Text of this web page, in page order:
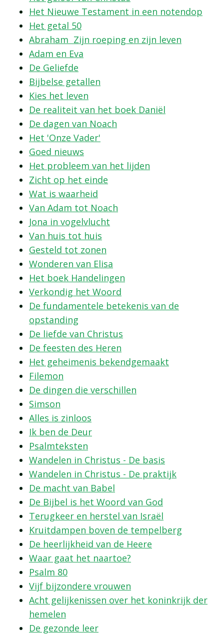
Het Nieuwe Testament in een notendop
Het getal 50
Abraham Zijn roeping en zijn leven
Adam en Eva
De Geliefde
Bijbelse getallen
Kies het leven
De realiteit van het boek Daniël
De dagen van Noach
Het 'Onze Vader'
Goed nieuws
Het probleem van het lijden
Zicht op het einde
Wat is waarheid
Van Adam tot Noach
Jona in vogelvlucht
Van huis tot huis
Gesteld tot zonen
Wonderen van Elisa
Het boek Handelingen
Verkondig het Woord
De fundamentele betekenis van de
opstanding
De liefde van Christus
De feesten des Heren
Het geheimenis bekendgemaakt
Filemon
De dingen die verschillen
Simson
Alles is zinloos
Ik ben de Deur
Psalmteksten
Wandelen in Christus - De basis
Wandelen in Christus - De praktijk
De macht van Babel
De Bijbel is het Woord van God
Terugkeer en herstel van Israël
Kruitdampen boven de tempelberg
De heerlijkheid van de Heere
Waar gaat het naartoe?
Psalm 80
Vijf bijzondere vrouwen
Acht gelijkenissen over het koninkrijk der
hemelen
De gezonde leer